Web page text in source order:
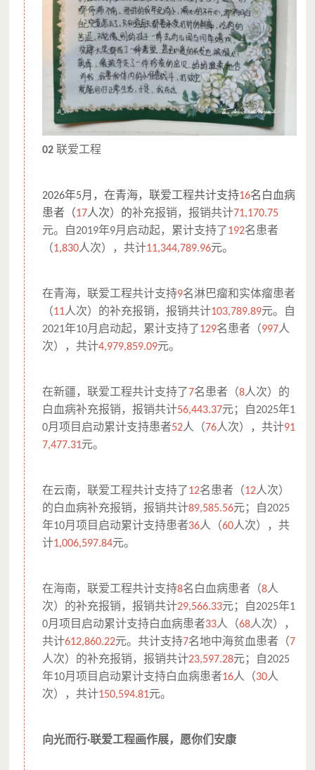
02 联爱工程
2026年5月，在青海，联爱工程共计支持16名白血病
患者（17人次）的补充报销，报销共计71,170.75
元。自2019年9月启动起，累计支持了192名患者
（1,830人次），共计11,344,789.96元。
在青海，联爱工程共计支持9名淋巴瘤和实体瘤患者
（11人次）的补充报销，报销共计103,789.89元。自
2021年10月启动起，累计支持了129名患者（997人
次），共计4,979,859.09元。
在新疆，联爱工程共计支持了 7名患者（8人次）的
白血病补充报销，报销共计56,443.37元；自2025年1
0月项目启动累计支持患者52人（76人次），共计91
7,477.31元。
在云南，联爱工程共计支持了12名患者（12人次）
的白血病补充报销，报销共计89,585.56元；自2025
年10月项目启动累计支持患者36人（60人次），共
计1,006,597.84元。
在海南，联爱工程共计支持8名白血病患者（8人
次）的补充报销，报销共计29,566.33元；自2025年1
0月项目启动累计支持白血病患者33人（68人次），
共计612,860.22元。共计支持7名地中海贫血患者（7
人次）的补充报销，报销共计23,597.28元；自2025
年10月项目启动累计支持白血病患者16人（30人
次），共计150,594.81元。
向光而行·联爱工程画作展，愿你们安康